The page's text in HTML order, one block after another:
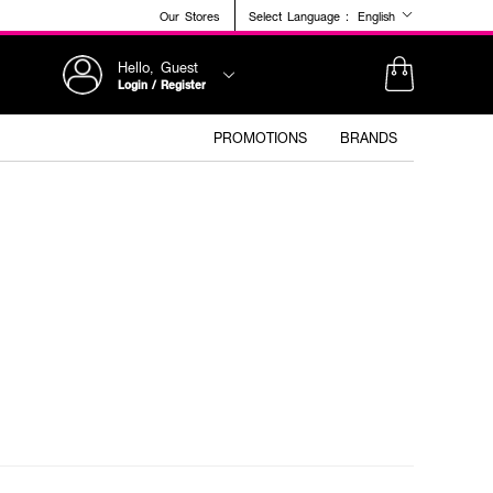
Our Stores Select Language : English
Hello, Guest
Login / Register
PROMOTIONS BRANDS